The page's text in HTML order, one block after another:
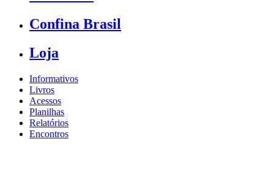
Confina Brasil
Loja
Informativos
Livros
Acessos
Planilhas
Relatórios
Encontros